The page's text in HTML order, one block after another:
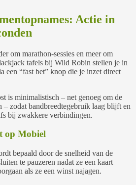
Actie in
om marathon‑sessies en meer om
tafels bij Wild Robin stellen je in
een “fast bet” knop die je inzet direct
is minimalistisch – net genoeg om de
– zodat bandbreedtegebruik laag blijft en
bij zwakkere verbindingen.
op Mobiel
bepaald door de snelheid van de
te pauzeren nadat ze een kaart
als ze een winst najagen.